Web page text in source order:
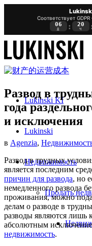
Соответствует
06
Д : 20
Ч :
Lukinski KI
Lukinski
Недвижимость
Продать
Развод в
года
и исключения
в Agenzia,
Развод в трудных
является последним
причин для развода, но
немедленного развода
проживания, можно
делам о разводе в
разводы являются лишь
абсолютным
недвижимость.